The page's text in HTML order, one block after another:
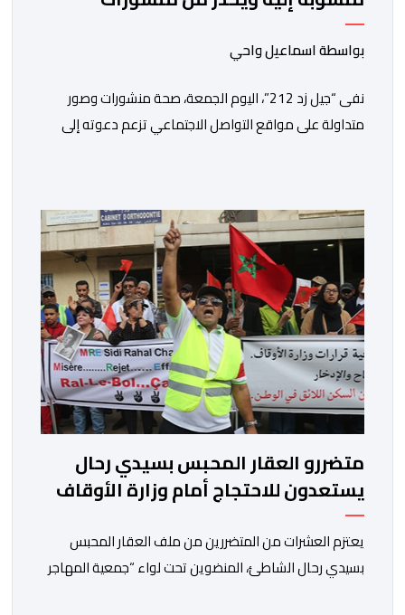
مفبركة
بواسطة اسماعيل واحي
نفى “جيل زد 212”، اليوم الجمعة، صحة منشورات وصور
متداولة على مواقع التواصل الاجتماعي تزعم دعوته إلى
وقال “جيل زد 212”، في بلاغ توضيحي، إنه لم يصدر عن إدارته
أو عن السيرفر الرسمي أي إعلان أو تنسيق […]
متضررو العقار المحبس بسيدي رحال
يستعدون للاحتجاج أمام وزارة الأوقاف
يعتزم العشرات من المتضررين من ملف العقار المحبس
بسيدي رحال الشاطئ، المنضوين تحت لواء “جمعية المهاجر